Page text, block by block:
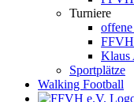
Turniere
Klaus
Sportplätze
Walking Football